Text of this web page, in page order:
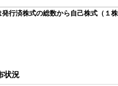
発行済株式の総数から自己株式（１
状況